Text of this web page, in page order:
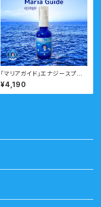
「マリアガイド」エナジースプレ
ー ーマリアとつながる・ガイド
とつながるー 瞑想音声ガイド
付き ウォーターエッセンス
¥4,190